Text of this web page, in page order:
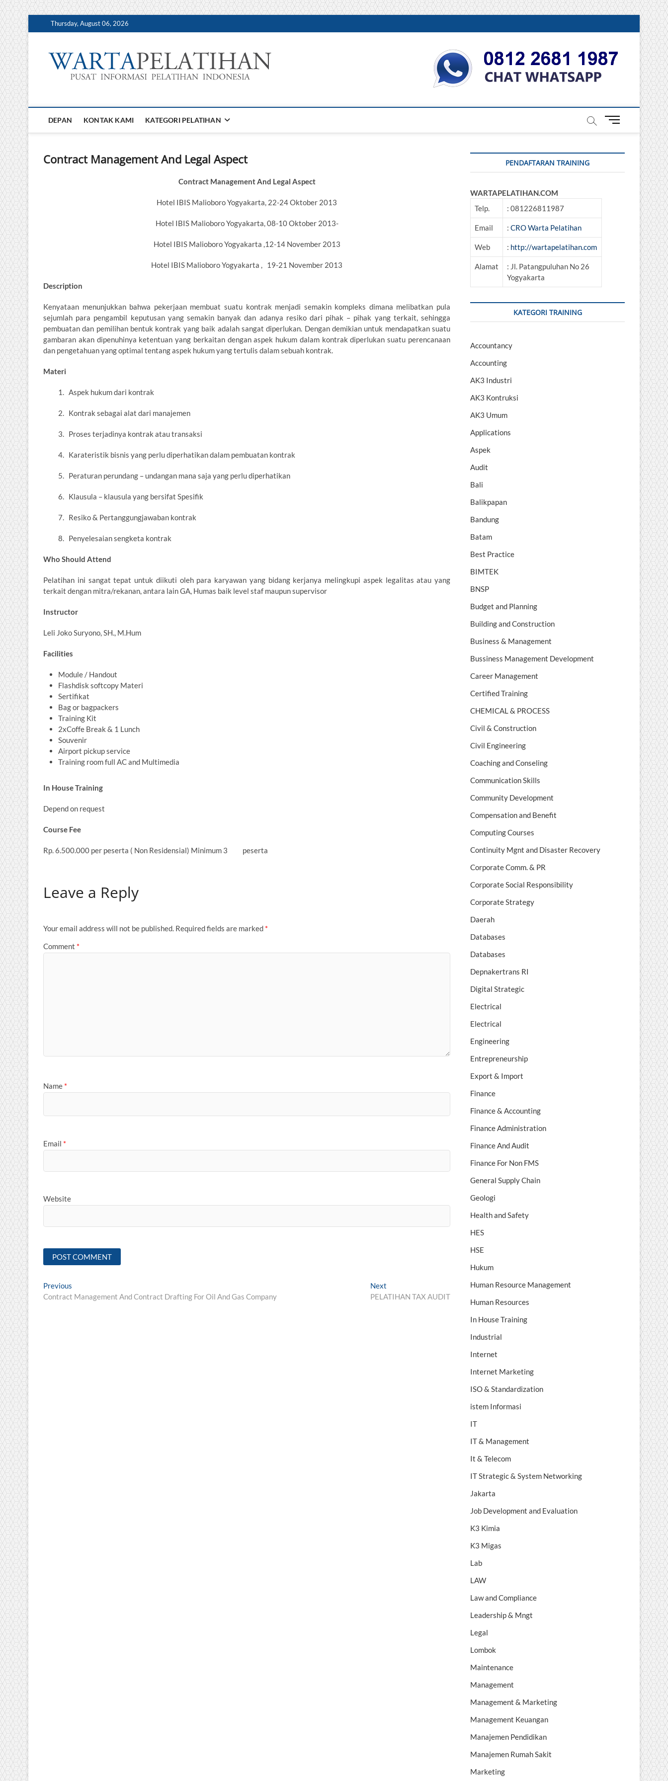
Skip
to
Thursday, August 06, 2026
INFORMASI PELATIHAN DAN SERTIFIKASI TERBAIK DI INDONESIA
DEPAN KONTAK KAMI KATEGORI PELATIHAN
M
u
u
Contract Management And Legal Aspect
Contract Management And Legal Aspect
Hotel IBIS Malioboro Yogyakarta, 22-24 Oktober 2013
Hotel IBIS Malioboro Yogyakarta, 08-10 Oktober 2013-
Hotel IBIS Malioboro Yogyakarta ,12-14 November 2013
Hotel IBIS Malioboro Yogyakarta , 19-21 November 2013
Description
Kenyataan menunjukkan bahwa pekerjaan membuat suatu kontrak menjadi semakin kompleks dimana melibatkan pula
sejumlah para pengambil keputusan yang semakin banyak dan adanya resiko dari pihak – pihak yang terkait, sehingga
pembuatan dan pemilihan bentuk kontrak yang baik adalah sangat diperlukan. Dengan demikian untuk mendapatkan suatu
gambaran akan dipenuhinya ketentuan yang berkaitan dengan aspek hukum dalam kontrak diperlukan suatu perencanaan
dan pengetahuan yang optimal tentang aspek hukum yang tertulis dalam sebuah kontrak.
Materi
1. Aspek hukum dari kontrak
2. Kontrak sebagai alat dari manajemen
3. Proses terjadinya kontrak atau transaksi
4. Karateristik bisnis yang perlu diperhatikan dalam pembuatan kontrak
5. Peraturan perundang – undangan mana saja yang perlu diperhatikan
6. Klausula – klausula yang bersifat Spesifik
7. Resiko & Pertanggungjawaban kontrak
8. Penyelesaian sengketa kontrak
Who Should Attend
Pelatihan ini sangat tepat untuk diikuti oleh para karyawan yang bidang kerjanya melingkupi aspek legalitas atau yang
terkait dengan mitra/rekanan, antara lain GA, Humas baik level staf maupun supervisor
Instructor
Leli Joko Suryono, SH., M.Hum
Facilities
Module / Handout
Flashdisk softcopy Materi
Sertifikat
Bag or bagpackers
Training Kit
2xCoffe Break & 1 Lunch
Souvenir
Airport pickup service
Training room full AC and Multimedia
In House Training
Depend on request
Course Fee
Rp. 6.500.000 per peserta ( Non Residensial) Minimum 3 peserta
Leave a Reply
Your email address will not be published. Required fields are marked *
Comment *
Name *
Email *
Website
Post
navigation
Previous
post:
Contract Management And Contract Drafting For Oil And Gas Company
Next
post:
PELATIHAN TAX AUDIT
PENDAFTARAN TRAINING
WARTAPELATIHAN.COM
Telp.
: 081226811987
Email : CRO Warta Pelatihan
Web : http://wartapelatihan.com
Alamat
: Jl. Patangpuluhan No 26
Yogyakarta
KATEGORI TRAINING
Accountancy
Accounting
AK3 Industri
AK3 Kontruksi
AK3 Umum
Applications
Aspek
Audit
Bali
Balikpapan
Bandung
Batam
Best Practice
BIMTEK
BNSP
Budget and Planning
Building and Construction
Business & Management
Bussiness Management Development
Career Management
Certified Training
CHEMICAL & PROCESS
Civil & Construction
Civil Engineering
Coaching and Conseling
Communication Skills
Community Development
Compensation and Benefit
Computing Courses
Continuity Mgnt and Disaster Recovery
Corporate Comm. & PR
Corporate Social Responsibility
Corporate Strategy
Daerah
Databases
Databases
Depnakertrans RI
Digital Strategic
Electrical
Electrical
Engineering
Entrepreneurship
Export & Import
Finance
Finance & Accounting
Finance Administration
Finance And Audit
Finance For Non FMS
General Supply Chain
Geologi
Health and Safety
HES
HSE
Hukum
Human Resource Management
Human Resources
In House Training
Industrial
Internet
Internet Marketing
ISO & Standardization
istem Informasi
IT
IT & Management
It & Telecom
IT Strategic & System Networking
Jakarta
Job Development and Evaluation
K3 Kimia
K3 Migas
Lab
LAW
Law and Compliance
Leadership & Mngt
Legal
Lombok
Maintenance
Management
Management & Marketing
Management Keuangan
Manajemen Pendidikan
Manajemen Rumah Sakit
Marketing